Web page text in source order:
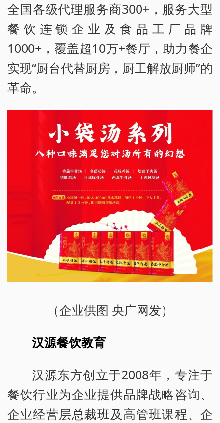
全国各级代理服务商300+，服务大型
餐饮连锁企业及食品工厂品牌
1000+，覆盖超10万+餐厅，助力餐企
实现“厨台代替厨房，厨工解放厨师”的
革命。
（企业供图 央广网发）
汉源餐饮教育
汉源东方创立于2008年，专注于
餐饮行业为企业提供品牌战略咨询、
企业经营层总裁班及高管班课程、企